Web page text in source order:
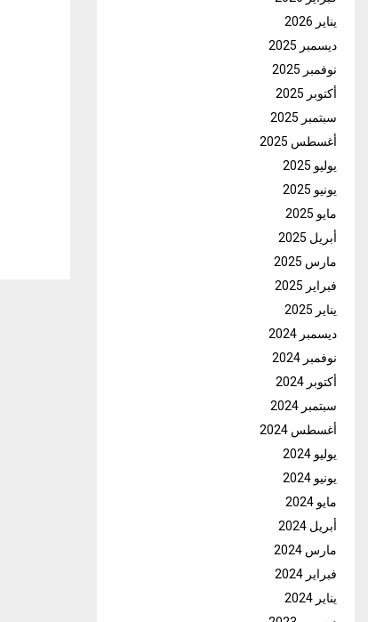
يناير 2026
ديسمبر 2025
نوفمبر 2025
أكتوبر 2025
سبتمبر 2025
أغسطس 2025
يوليو 2025
يونيو 2025
مايو 2025
أبريل 2025
مارس 2025
فبراير 2025
يناير 2025
ديسمبر 2024
نوفمبر 2024
أكتوبر 2024
سبتمبر 2024
أغسطس 2024
يوليو 2024
يونيو 2024
مايو 2024
أبريل 2024
مارس 2024
فبراير 2024
يناير 2024